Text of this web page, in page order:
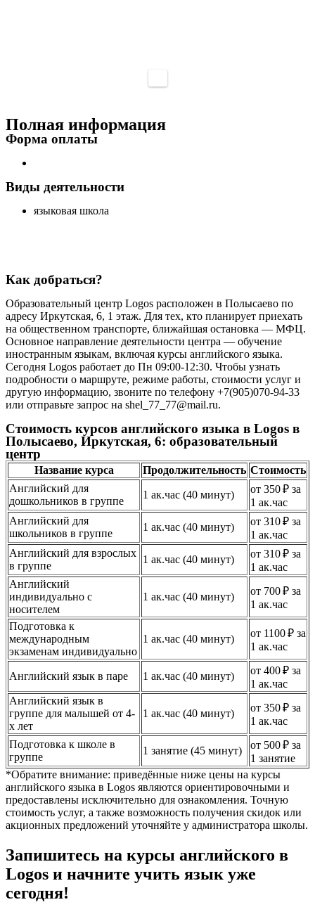
Полная информация
Форма оплаты
Виды деятельности
языковая школа
Как добраться?
Образовательный центр Logos расположен в Полысаево по
адресу Иркутская, 6, 1 этаж. Для тех, кто планирует приехать
на общественном транспорте, ближайшая остановка — МФЦ.
Основное направление деятельности центра — обучение
иностранным языкам, включая курсы английского языка.
Сегодня Logos работает до Пн 09:00-12:30. Чтобы узнать
подробности о маршруте, режиме работы, стоимости услуг и
другую информацию, звоните по телефону +7(905)070-94-33
или отправьте запрос на shel_77_77@mail.ru.
Стоимость курсов английского языка в Logos в
Полысаево, Иркутская, 6: образовательный
центр
Название курса Продолжительность Стоимость
Английский для
дошкольников в группе
1 ак.час (40 минут)
от 350 ₽ за
1 ак.час
Английский для
школьников в группе
1 ак.час (40 минут)
от 310 ₽ за
1 ак.час
Английский для взрослых
в группе
1 ак.час (40 минут)
от 310 ₽ за
1 ак.час
Английский
индивидуально с
носителем
1 ак.час (40 минут)
от 700 ₽ за
1 ак.час
Подготовка к
международным
экзаменам индивидуально
1 ак.час (40 минут)
от 1100 ₽ за
1 ак.час
Английский язык в паре 1 ак.час (40 минут)
от 400 ₽ за
1 ак.час
Английский язык в
группе для малышей от 4-
х лет
1 ак.час (40 минут)
от 350 ₽ за
1 ак.час
Подготовка к школе в
группе
1 занятие (45 минут)
от 500 ₽ за
1 занятие
*Обратите внимание: приведённые ниже цены на курсы
английского языка в Logos являются ориентировочными и
предоставлены исключительно для ознакомления. Точную
стоимость услуг, а также возможность получения скидок или
акционных предложений уточняйте у администратора школы.
Запишитесь на курсы английского в
Logos и начните учить язык уже
сегодня!